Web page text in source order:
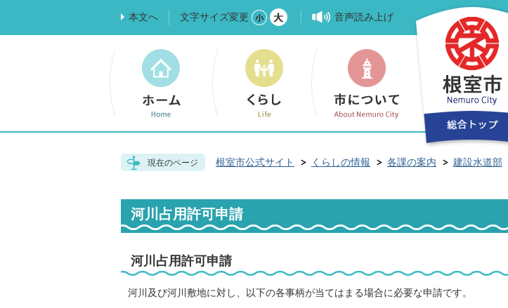
本文へ 文字サイズ変更 音声読み上げ
現在のページ 根室市公式サイト くらしの情報 各課の案内 建設水道部
河川占用許可申請
河川占用許可申請
河川及び河川敷地に対し、以下の各事柄が当てはまる場合に必要な申請です。